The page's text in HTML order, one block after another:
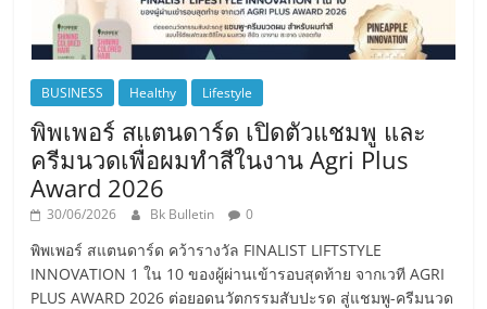
BUSINESS Healthy Lifestyle
พิพเพอร์ สแตนดาร์ด เปิดตัวแชมพู และ
ครีมนวดเพื่อผมทำสีในงาน Agri Plus
Award 2026
30/06/2026 Bk Bulletin 0
พิพเพอร์ สแตนดาร์ด คว้ารางวัล FINALIST LIFTSTYLE
INNOVATION 1 ใน 10 ของผู้ผ่านเข้ารอบสุดท้าย จากเวที AGRI
PLUS AWARD 2026 ต่อยอดนวัตกรรมสับปะรด สู่แชมพู-ครีมนวด